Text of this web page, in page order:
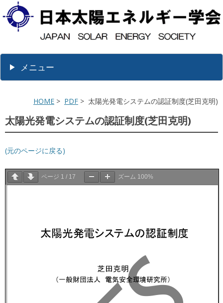
メニュー
HOME > PDF > 太陽光発電システムの認証制度(芝田克明)
太陽光発電システムの認証制度(芝田克明)
(元のページに戻る)
ページ 1 / 17 ズーム 100%